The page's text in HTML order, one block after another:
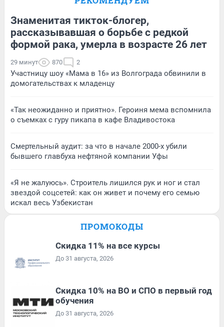
Знаменитая тикток-блогер,
рассказывавшая о борьбе с редкой
формой рака, умерла в возрасте 26 лет
29 минут 870 2
Участницу шоу «Мама в 16» из Волгограда обвинили в
домогательствах к младенцу
«Так неожиданно и приятно». Героиня мема вспомнила
о съемках с гуру пикапа в кафе Владивостока
Смертельный аудит: за что в начале 2000-х убили
бывшего главбуха нефтяной компании Уфы
«Я не жалуюсь». Строитель лишился рук и ног и стал
звездой соцсетей: как он живет и почему его семью
искал весь Узбекистан
ПРОМОКОДЫ
Скидка 11% на все курсы
До 31 августа, 2026
Скидка 10% на ВО и СПО в первый год
обучения
До 31 августа, 2026